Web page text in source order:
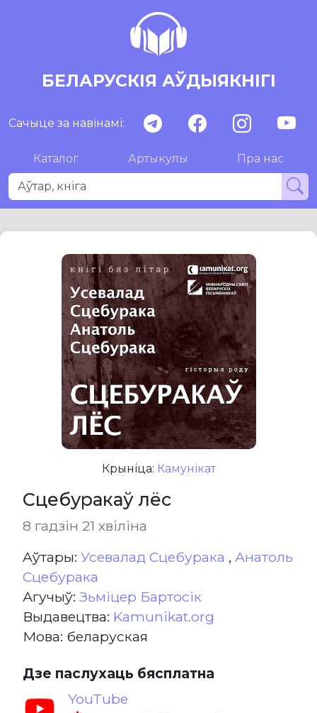
БЕЛАРУСКІЯ АЎДЫЯКНІГІ
Сачыце за навінамі:
Каталог Артыкулы Пра нас
Крыніца: Камунікат
Сцебуракаў лёс
8 гадзін 21 хвіліна
Aўтары: Усевалад Сцебурака , Анатоль
Сцебурака
Агучыў: Зьміцер Бартосік
Выдавецтва: Kamunikat.org
Мова: беларуская
Дзе паслухаць бясплатна
YouTube